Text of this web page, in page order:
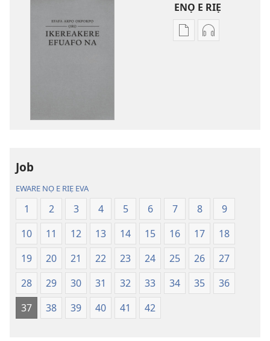
ENỌ E RIẸ
Oghẹrẹ
Ọkpokpọ
ọrọ
Ikereakere
Efuafo
Na
(Onọ
Oghẹrẹ
Na
(Onọ
a
wariẹ
evaọ
2013)
Job
EWARE NỌ E RIẸ EVA
1 2 3 4 5 6 7 8
9
10
11 12 13 14 15 16 17
18
19
20 21 22 23 24 25 26
27
28
29 30 31 32 33 34 35
36
37
38 39 40 41 42